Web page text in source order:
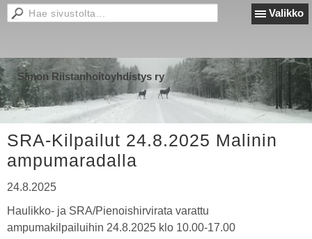
Valikko
Simon Riistanhoitoyhdistys ry
SRA-Kilpailut 24.8.2025 Malinin
ampumaradalla
24.8.2025
Haulikko- ja SRA/Pienoishirvirata varattu
ampumakilpailuihin 24.8.2025 klo 10.00-17.00